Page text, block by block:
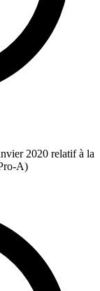
2020 relatif à la
A)